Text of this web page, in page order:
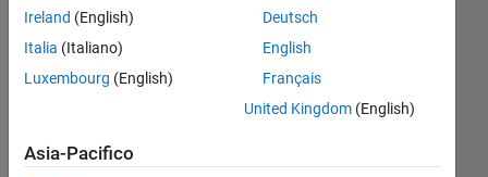
CONTRIBUTI
-2
-1 2
3
Ireland (English)
Italia (Italiano)
Luxembourg (English)
Deutsch
English
Français
United Kingdom(English)
Asia-Pacifico